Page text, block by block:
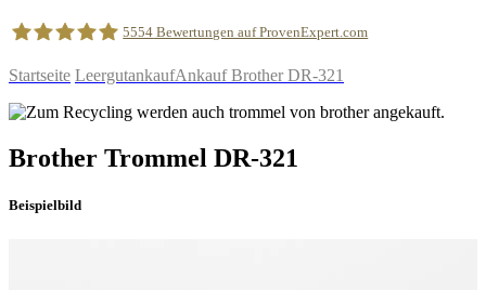
5554 Bewertungen auf ProvenExpert.com
Startseite LeergutankaufAnkauf Brother DR-321
Brother Trommel DR-321
Beispielbild